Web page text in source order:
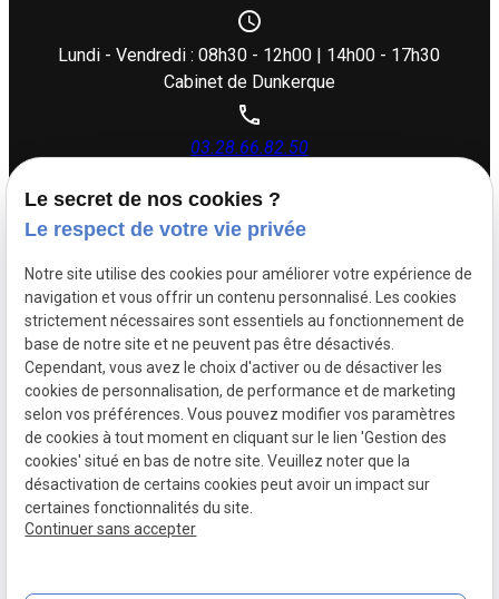
Lundi - Vendredi : 08h30 - 12h00 | 14h00 - 17h30
Cabinet de Dunkerque
03.28.66.82.50
26 rue Dupouy,
59140 Dunkerque
Lundi - Vendredi : 08h30 - 12h00 | 14h00 - 17h30
Mentions légales
Politique de
confidentialité
Plan du
Gestion des cookies
Siret :88505383500017
Le secret de nos cookies ?
Le respect de votre vie privée
Notre site utilise des cookies pour améliorer votre expérience de
navigation et vous offrir un contenu personnalisé. Les cookies
strictement nécessaires sont essentiels au fonctionnement de
base de notre site et ne peuvent pas être désactivés.
Cependant, vous avez le choix d'activer ou de désactiver les
cookies de personnalisation, de performance et de marketing
selon vos préférences. Vous pouvez modifier vos paramètres
de cookies à tout moment en cliquant sur le lien 'Gestion des
cookies' situé en bas de notre site. Veuillez noter que la
désactivation de certains cookies peut avoir un impact sur
certaines fonctionnalités du site.
Continuer sans accepter